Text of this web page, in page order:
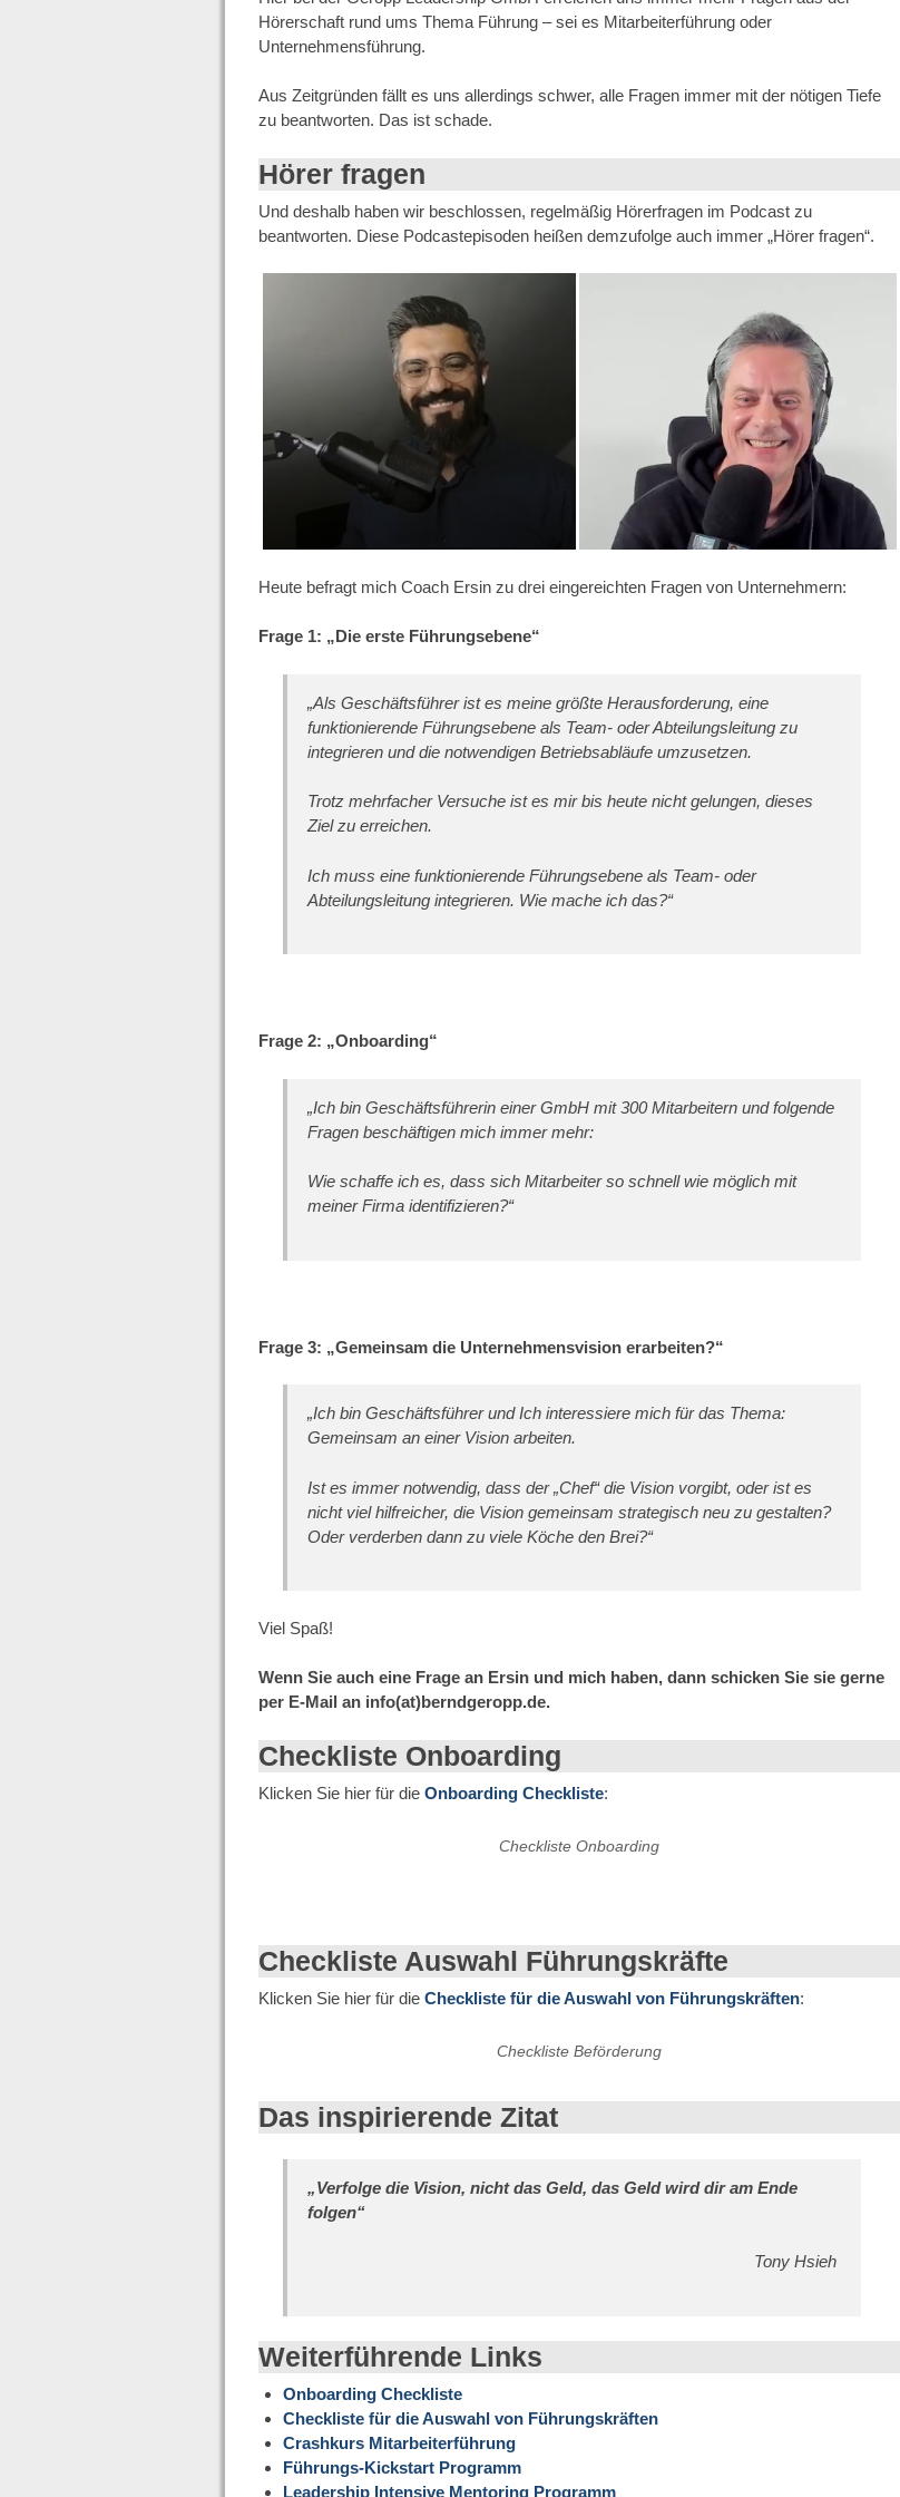
Hörerschaft rund ums Thema Führung – sei es Mitarbeiterführung oder
Unternehmensführung.
Aus Zeitgründen fällt es uns allerdings schwer, alle Fragen immer mit der nötigen Tiefe
zu beantworten. Das ist schade.
Hörer fragen
Und deshalb haben wir beschlossen, regelmäßig Hörerfragen im Podcast zu
beantworten. Diese Podcastepisoden heißen demzufolge auch immer „Hörer fragen“.
Heute befragt mich Coach Ersin zu drei eingereichten Fragen von Unternehmern:
Frage 1: „Die erste Führungsebene“
„Als Geschäftsführer ist es meine größte Herausforderung, eine
funktionierende Führungsebene als Team- oder Abteilungsleitung zu
integrieren und die notwendigen Betriebsabläufe umzusetzen.
Trotz mehrfacher Versuche ist es mir bis heute nicht gelungen, dieses
Ziel zu erreichen.
Ich muss eine funktionierende Führungsebene als Team- oder
Abteilungsleitung integrieren. Wie mache ich das?“
Frage 2: „Onboarding“
„Ich bin Geschäftsführerin einer GmbH mit 300 Mitarbeitern und folgende
Fragen beschäftigen mich immer mehr:
Wie schaffe ich es, dass sich Mitarbeiter so schnell wie möglich mit
meiner Firma identifizieren?“
Frage 3: „Gemeinsam die Unternehmensvision erarbeiten?“
„Ich bin Geschäftsführer und Ich interessiere mich für das Thema:
Gemeinsam an einer Vision arbeiten.
Ist es immer notwendig, dass der „Chef“ die Vision vorgibt, oder ist es
nicht viel hilfreicher, die Vision gemeinsam strategisch neu zu gestalten?
Oder verderben dann zu viele Köche den Brei?“
Viel Spaß!
Wenn Sie auch eine Frage an Ersin und mich haben, dann schicken Sie sie gerne
per E-Mail an info(at)berndgeropp.de.
Checkliste Onboarding
Klicken Sie hier für die Onboarding Checkliste:
Checkliste Onboarding
Checkliste Auswahl Führungskräfte
Klicken Sie hier für die Checkliste für die Auswahl von Führungskräften:
Checkliste Beförderung
Das inspirierende Zitat
„Verfolge die Vision, nicht das Geld, das Geld wird dir am Ende
folgen“
Tony Hsieh
Weiterführende Links
Onboarding Checkliste
Checkliste für die Auswahl von Führungskräften
Crashkurs Mitarbeiterführung
Führungs-Kickstart Programm
Leadership Intensive Mentoring Programm